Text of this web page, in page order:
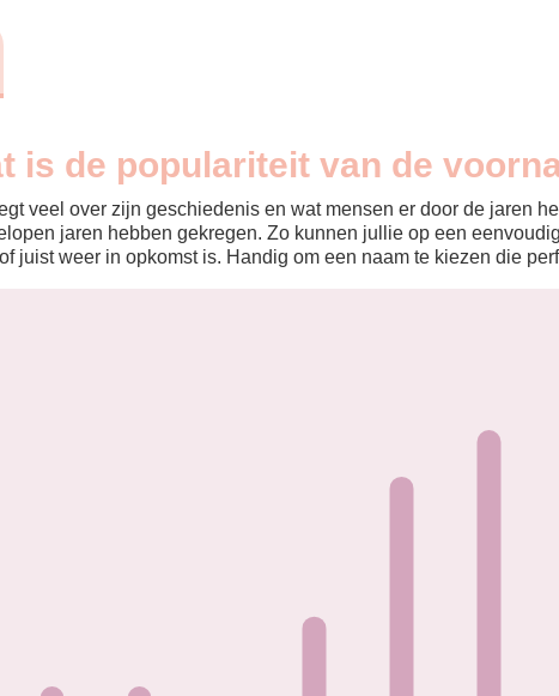
is de populariteit van de
veel over zijn geschiedenis en wat mensen er door de jaren
jaren hebben gekregen. Zo kunnen jullie op een
juist weer in opkomst is. Handig om een naam te kiezen die